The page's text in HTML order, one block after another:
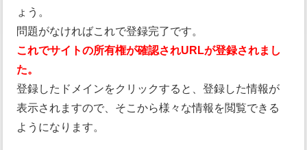
ょう。
問題がなければこれで登録完了です。
これでサイトの所有権が確認されURLが登録されまし
た。
登録したドメインをクリックすると、登録した情報が
表示されますので、そこから様々な情報を閲覧できる
ようになります。